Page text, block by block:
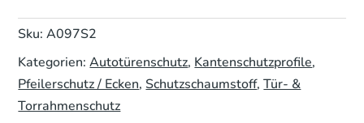
&
30
x
20
Sku:A097S2
Kategorien:Autotürenschutz, Kantenschutzprofile,
Pfeilerschutz / Ecken,Schutzschaumstoff,Tür- &
Torrahmenschutz